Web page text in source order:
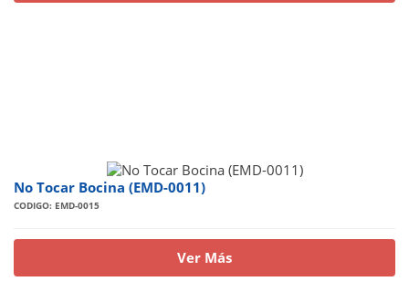
No Tocar Bocina (EMD-0011)
CODIGO: EMD-0015
Ver Más